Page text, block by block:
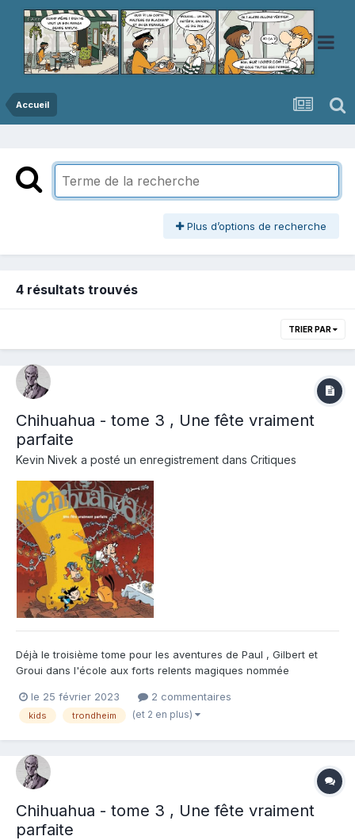
Accueil
Plus d’options de recherche
4 résultats trouvés
TRIER PAR
Chihuahua - tome 3 , Une fête vraiment
parfaite
Kevin Nivek a posté un enregistrement dans Critiques
Déjà le troisième tome pour les aventures de Paul , Gilbert et
Groui dans l'école aux forts relents magiques nommée
portant sur le choix du nom de l'établissement scolaire devrait
se trouver en toute fin de récit 😉 . Mais revenons à nos mouto...
le 25 février 2023 2 commentaires
kids trondheim (et 2 en plus)
Chihuahua - tome 3 , Une fête vraiment
parfaite